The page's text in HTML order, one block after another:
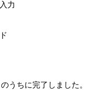
力
うちに完了しました。